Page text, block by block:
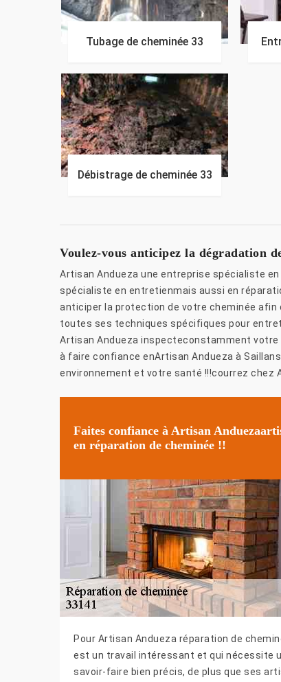
Tubage de cheminée 33
Débistrage de cheminée 33
Voulez-vous anticipez la dégradation
Artisan Andueza une entreprise spécialiste
spécialiste en entretienmais aussi en
anticiper la protection de votre cheminée afin
toutes ses techniques spécifiques pour
Artisan Andueza inspecteconstamment votre
à faire confiance enArtisan Andueza à
environnement et votre santé !!!courrez chez
Faites confiance à Artisan
en réparation de cheminée !!
Pour Artisan Andueza réparation de
est un travail intéressant et qui nécessite
savoir-faire bien précis, de plus que ses